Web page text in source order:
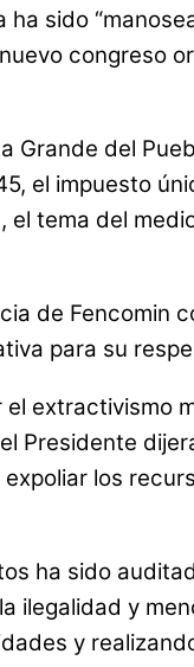
sido
congreso
del
el impuesto
tema del
de Fencomin
para su
extractivismo
Presidente
los
ha sido
ilegalidad y
y